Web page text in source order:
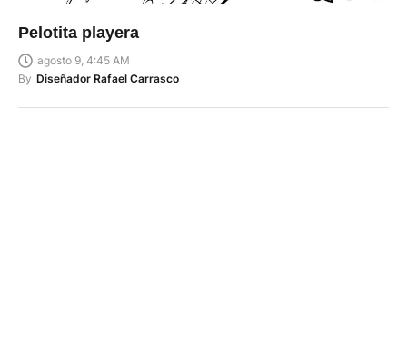
Pelotita playera
agosto 9, 4:45 AM
By Diseñador Rafael Carrasco